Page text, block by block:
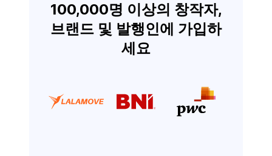
100,000명 이상의 창작자,
브랜드 및 발행인에 가입하
세요